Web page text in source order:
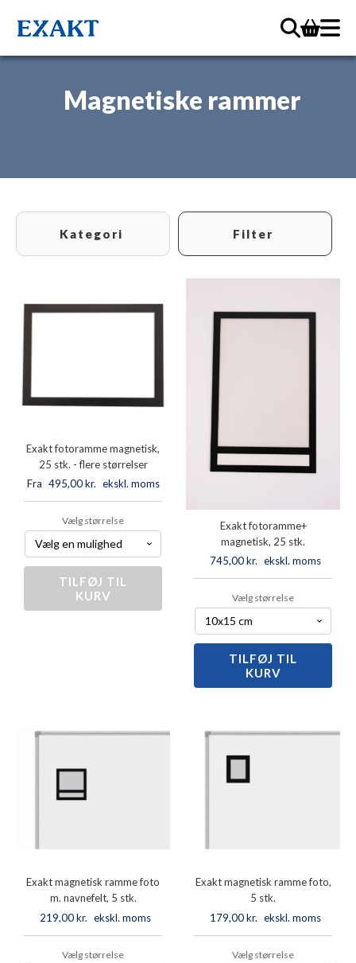
Magnetiske rammer
Kategori Filter
Exakt fotoramme magnetisk,
25 stk. - flere størrelser
Fra 495,00kr. ekskl. moms
Vælg størrelse
Exakt
fotoramme
magnetisk,
TILFØJ TIL
KURV
Exakt fotoramme+
magnetisk, 25 stk.
745,00kr. ekskl. moms
Vælg størrelse
Exakt
fotoramme+
magnetisk,
antal
TILFØJ TIL
KURV
Exakt magnetisk ramme foto
m. navnefelt, 5 stk.
219,00kr. ekskl. moms
Vælg størrelse
Exakt magnetisk ramme foto,
5 stk.
179,00kr. ekskl. moms
Vælg størrelse